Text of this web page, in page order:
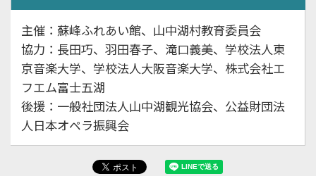
主催：蘇峰ふれあい館、山中湖村教育委員会
協力：長田巧、羽田春子、滝口義美、学校法人東
京音楽大学、学校法人大阪音楽大学、株式会社エ
フエム富士五湖
後援：一般社団法人山中湖観光協会、公益財団法
人日本オペラ振興会